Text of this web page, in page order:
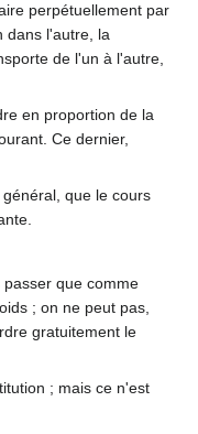
perpétuellement par
dans l'autre, la
de l'un à l'autre,
en proportion de la
Ce dernier,
que le cours
que comme
; on ne peut pas,
gratuitement le
; mais ce n'est